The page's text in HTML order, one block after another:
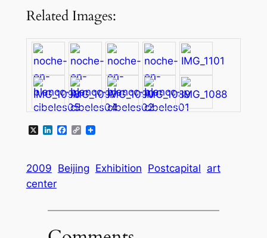
Related Images:
X LinkedIn
Facebook
Copy
2009 Beijing Exhibition Postcapital art
center